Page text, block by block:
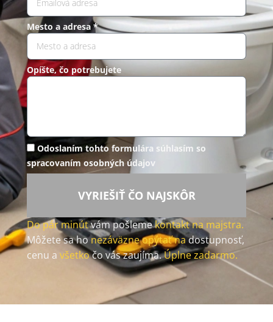
Mesto a adresa *
Opíšte, čo potrebujete
Odoslaním tohto formulára súhlasím so
spracovaním osobných údajov
VYRIEŠIŤ ČO NAJSKÔR
Do pár minútvám pošlemekontakt na majstra.
Môžete sa honezáväzne opýtať nadostupnosť,
cenu a všetkočo vás zaujíma.Úplne zadarmo.